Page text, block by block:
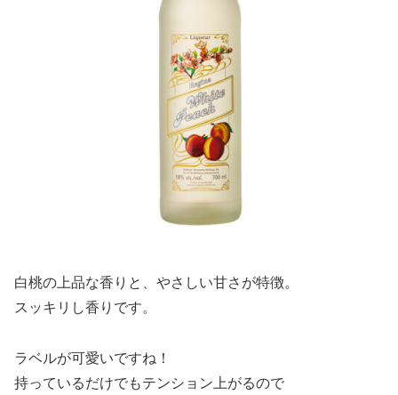
白桃の上品な香りと、やさしい甘さが特徴。
スッキリし香りです。
ラベルが可愛いですね！
持っているだけでもテンション上がるので